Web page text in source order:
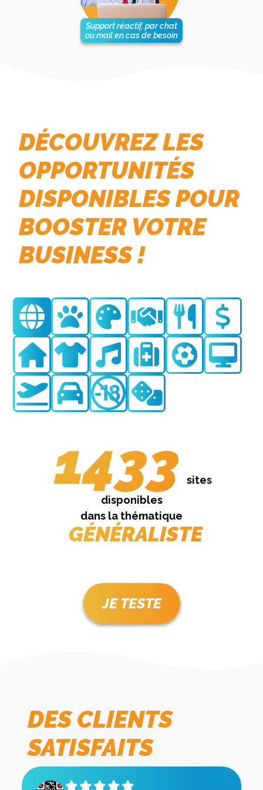
Support réactif, par chat
ou mail en cas de besoin
DÉCOUVREZ LES
OPPORTUNITÉS
DISPONIBLES POUR
BOOSTER VOTRE
BUSINESS !
1433
sites
disponibles
dans la thématique
GÉNÉRALISTE
JE TESTE
DES CLIENTS
SATISFAITS